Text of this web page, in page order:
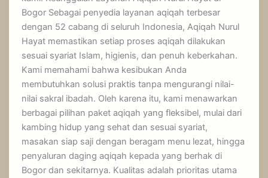
Bogor Sebagai penyedia layanan aqiqah terbesar
dengan 52 cabang di seluruh Indonesia, Aqiqah Nurul
Hayat memastikan setiap proses aqiqah dilakukan
sesuai syariat Islam, higienis, dan penuh keberkahan.
Kami memahami bahwa kesibukan Anda
membutuhkan solusi praktis tanpa mengurangi nilai-
nilai sakral ibadah. Oleh karena itu, kami menawarkan
berbagai pilihan paket aqiqah yang fleksibel, mulai dari
kambing hidup yang sehat dan sesuai syariat,
masakan siap saji dengan beragam menu lezat, hingga
penyaluran daging aqiqah kepada yang berhak di
Bogor dan sekitarnya. Kualitas adalah prioritas utama